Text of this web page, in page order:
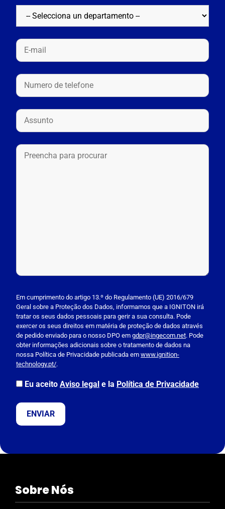
l
e
a
s
e
l
e
a
e
s
e
l
Em cumprimento do artigo 13.º do Regulamento (UE) 2016/679
Geral sobre a Proteção dos Dados, informamos que a IGNITON irá
tratar os seus dados pessoais para gerir a sua consulta. Pode
exercer os seus direitos em matéria de proteção de dados através
de pedido enviado para o nosso DPO em gdpr@ingecom.net. Pode
obter informações adicionais sobre o tratamento de dados na
nossa Política de Privacidade publicada em www.ignition-
technology.pt/.
Eu aceito Aviso legal e la Política de Privacidade
Sobre Nós